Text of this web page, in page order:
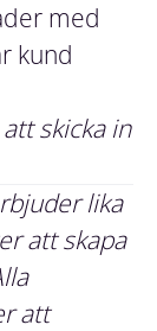
med
kund
skicka in
lika
att skapa
att